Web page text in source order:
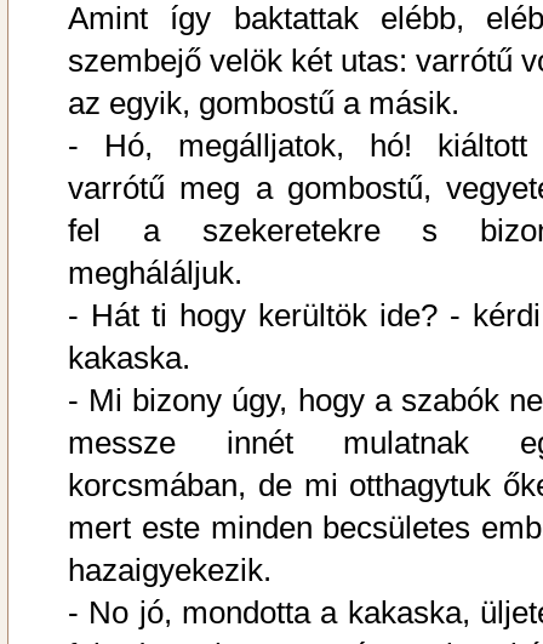
Amint így baktattak elébb,
szembejő velök két utas: varrótű
az egyik, gombostű a másik.
- Hó, megálljatok, hó!
varrótű meg a gombostű,
fel a szekeretekre s
megháláljuk.
- Hát ti hogy kerültök ide? -
kakaska.
- Mi bizony úgy, hogy a szabók
messze innét mulatnak
korcsmában, de mi otthagytuk
mert este minden becsületes
hazaigyekezik.
- No jó, mondotta a kakaska,